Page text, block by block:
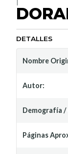
DETALLES
Nombre
Autor:
Demografía /
Páginas